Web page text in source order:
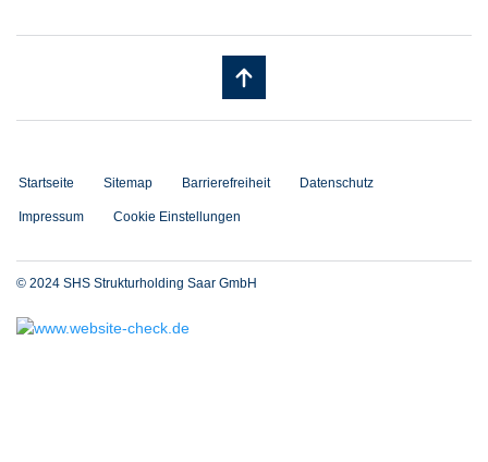
Startseite Sitemap Barrierefreiheit Datenschutz
Impressum Cookie Einstellungen
© 2024 SHS Strukturholding Saar GmbH